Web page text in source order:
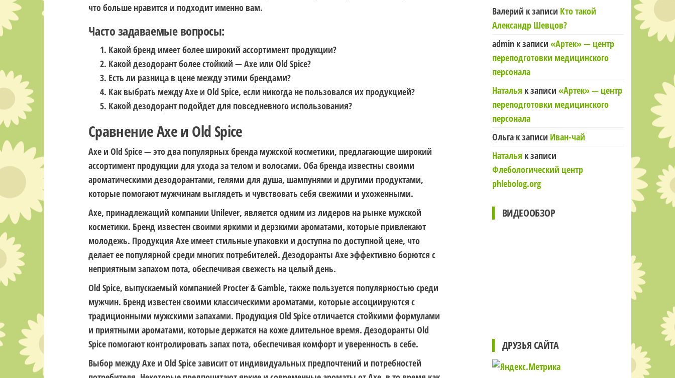
что больше нравится и подходит именно вам.
Часто задаваемые вопросы:
Какой бренд имеет более широкий ассортимент продукции?
Какой дезодорант более стойкий — Axe или Old Spice?
Есть ли разница в цене между этими брендами?
Как выбрать между Axe и Old Spice, если никогда не пользовался их продукцией?
Какой дезодорант подойдет для повседневного использования?
Сравнение Axe и Old Spice
Axe и Old Spice — это два популярных бренда мужской косметики, предлагающие широкий
ассортимент продукции для ухода за телом и волосами. Оба бренда известны своими
ароматическими дезодорантами, гелями для душа, шампунями и другими продуктами,
которые помогают мужчинам выглядеть и чувствовать себя свежими и ухоженными.
Axe, принадлежащий компании Unilever, является одним из лидеров на рынке мужской
косметики. Бренд известен своими яркими и дерзкими ароматами, которые привлекают
молодежь. Продукция Axe имеет стильные упаковки и доступна по доступной цене, что
делает ее популярной среди многих потребителей. Дезодоранты Axe эффективно борются с
неприятным запахом пота, обеспечивая свежесть на целый день.
Old Spice, выпускаемый компанией Procter & Gamble, также пользуется популярностью среди
мужчин. Бренд известен своими классическими ароматами, которые ассоциируются с
традиционными мужскими запахами. Продукция Old Spice отличается стойкими формулами
и приятными ароматами, которые держатся на коже длительное время. Дезодоранты Old
Spice помогают контролировать запах пота, обеспечивая комфорт и уверенность в себе.
Выбор между Axe и Old Spice зависит от индивидуальных предпочтений и потребностей
Валерий к записи Кто такой
Александр Шевцов?
adminк записи «Артек» — центр
переподготовки медицинского
персонала
Наталья к записи «Артек» — центр
переподготовки медицинского
персонала
Ольгак записи Иван-чай
Наталья к записи
Флебологический центр
phlebolog.org
ВИДЕООБЗОР
ДРУЗЬЯ САЙТА